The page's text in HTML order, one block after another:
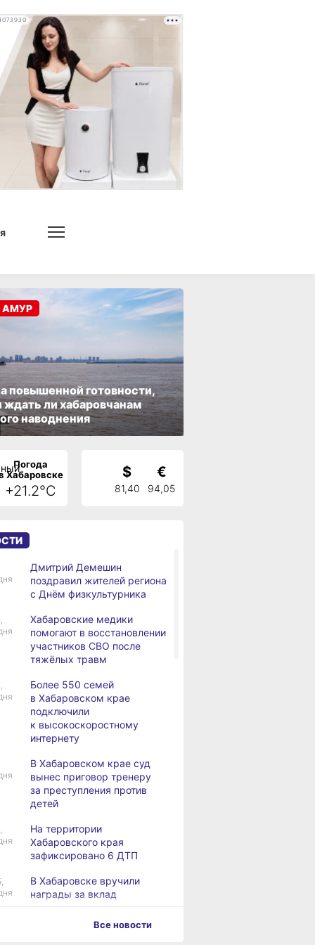
повышенной готовности,
ждать ли хабаровчанам
наводнения
АМУР
Погода
Хабаровске
+21.2°C
$
81,40
€
94,05
Дмитрий Демешин
поздравил жителей региона
с Днём физкультурника
Хабаровские медики
помогают в восстановлении
участников СВО после
тяжёлых травм
Более 550 семей
в Хабаровском крае
подключили
к высокоскоростному
интернету
В Хабаровском крае суд
вынес приговор тренеру
за преступления против
детей
На территории
Хабаровского края
зафиксировано 6 ДТП
В Хабаровске вручили
награды за вклад
Все новости